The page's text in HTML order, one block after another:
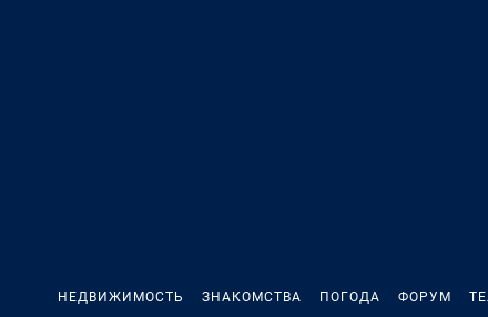
НЕДВИЖИМОСТЬ ЗНАКОМСТВА ПОГОДА ФОРУМ